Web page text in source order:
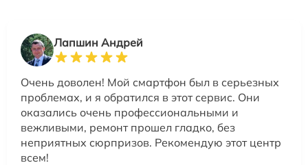
Лапшин Андрей
Очень доволен! Мой смартфон был в серьезных
проблемах, и я обратился в этот сервис. Они
оказались очень профессиональными и
вежливыми, ремонт прошел гладко, без
неприятных сюрпризов. Рекомендую этот центр
всем!